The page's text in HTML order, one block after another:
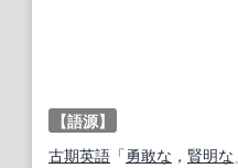
【語源】
古期英語 「勇敢な ， 賢明な